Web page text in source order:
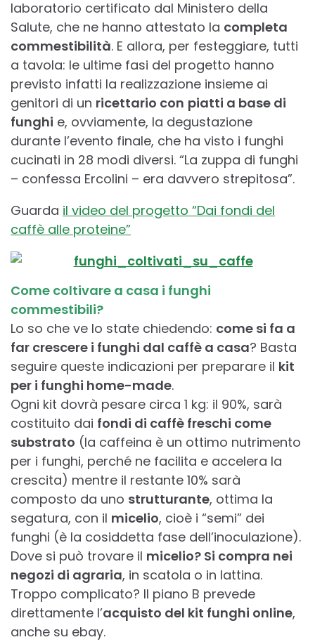
laboratorio certificato dal Ministero della
Salute, che ne hanno attestato la completa
commestibilità. E allora, per festeggiare, tutti
a tavola: le ultime fasi del progetto hanno
previsto infatti la realizzazione insieme ai
genitori di un ricettario con piatti a base di
funghi e, ovviamente, la degustazione
durante l’evento finale, che ha visto i funghi
cucinati in 28 modi diversi. “La zuppa di funghi
– confessa Ercolini – era davvero strepitosa”.
Guarda il video del progetto “Dai fondi del
caffè alle proteine”
Come coltivare a casa i funghi
commestibili?
Lo so che ve lo state chiedendo: come si fa a
far crescere i funghi dal caffè a casa? Basta
seguire queste indicazioni per preparare il kit
per i funghi home-made.
Ogni kit dovrà pesare circa 1 kg: il 90%, sarà
costituito dai fondi di caffè freschi come
substrato (la caffeina è un ottimo nutrimento
per i funghi, perché ne facilita e accelera la
crescita) mentre il restante 10% sarà
composto da uno strutturante, ottima la
segatura, con il micelio, cioè i “semi” dei
funghi (è la cosiddetta fase dell’inoculazione).
Dove si può trovare il micelio? Si compra nei
negozi di agraria, in scatola o in lattina.
Troppo complicato? Il piano B prevede
direttamente l’acquisto del kit funghi online,
anche su ebay.